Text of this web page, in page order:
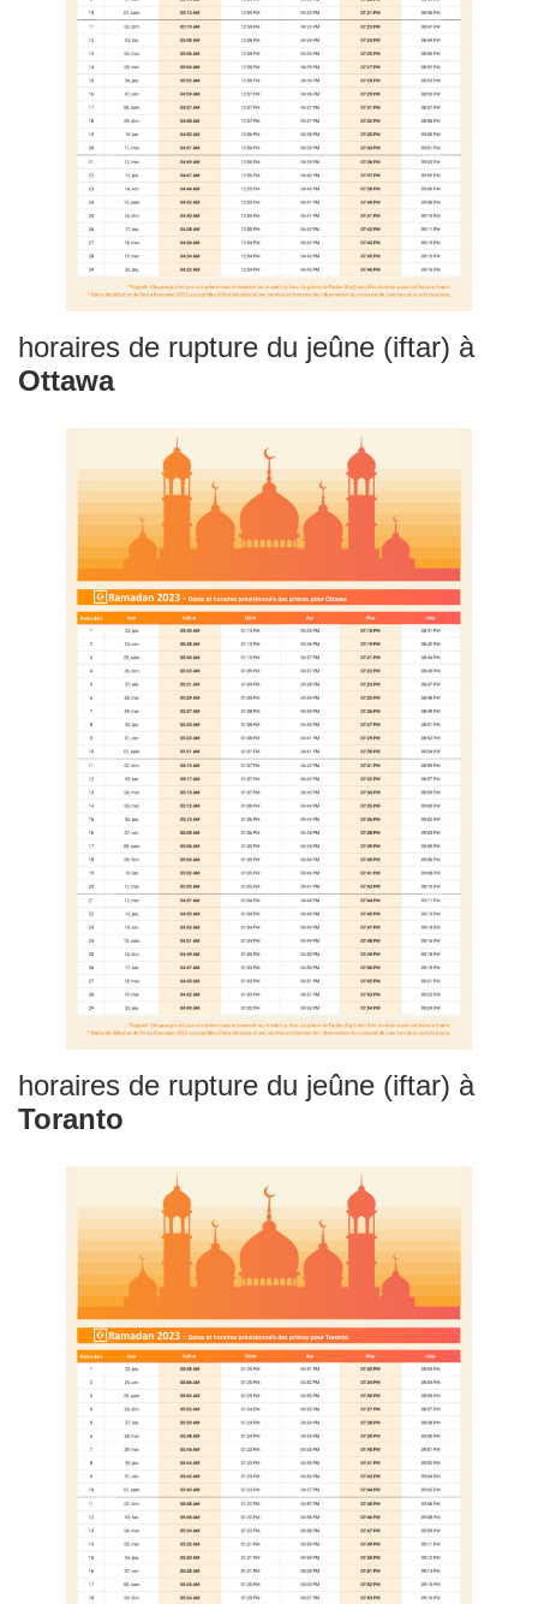
horaires de rupture du jeûne (iftar) à
Ottawa
horaires de rupture du jeûne (iftar) à
Toranto